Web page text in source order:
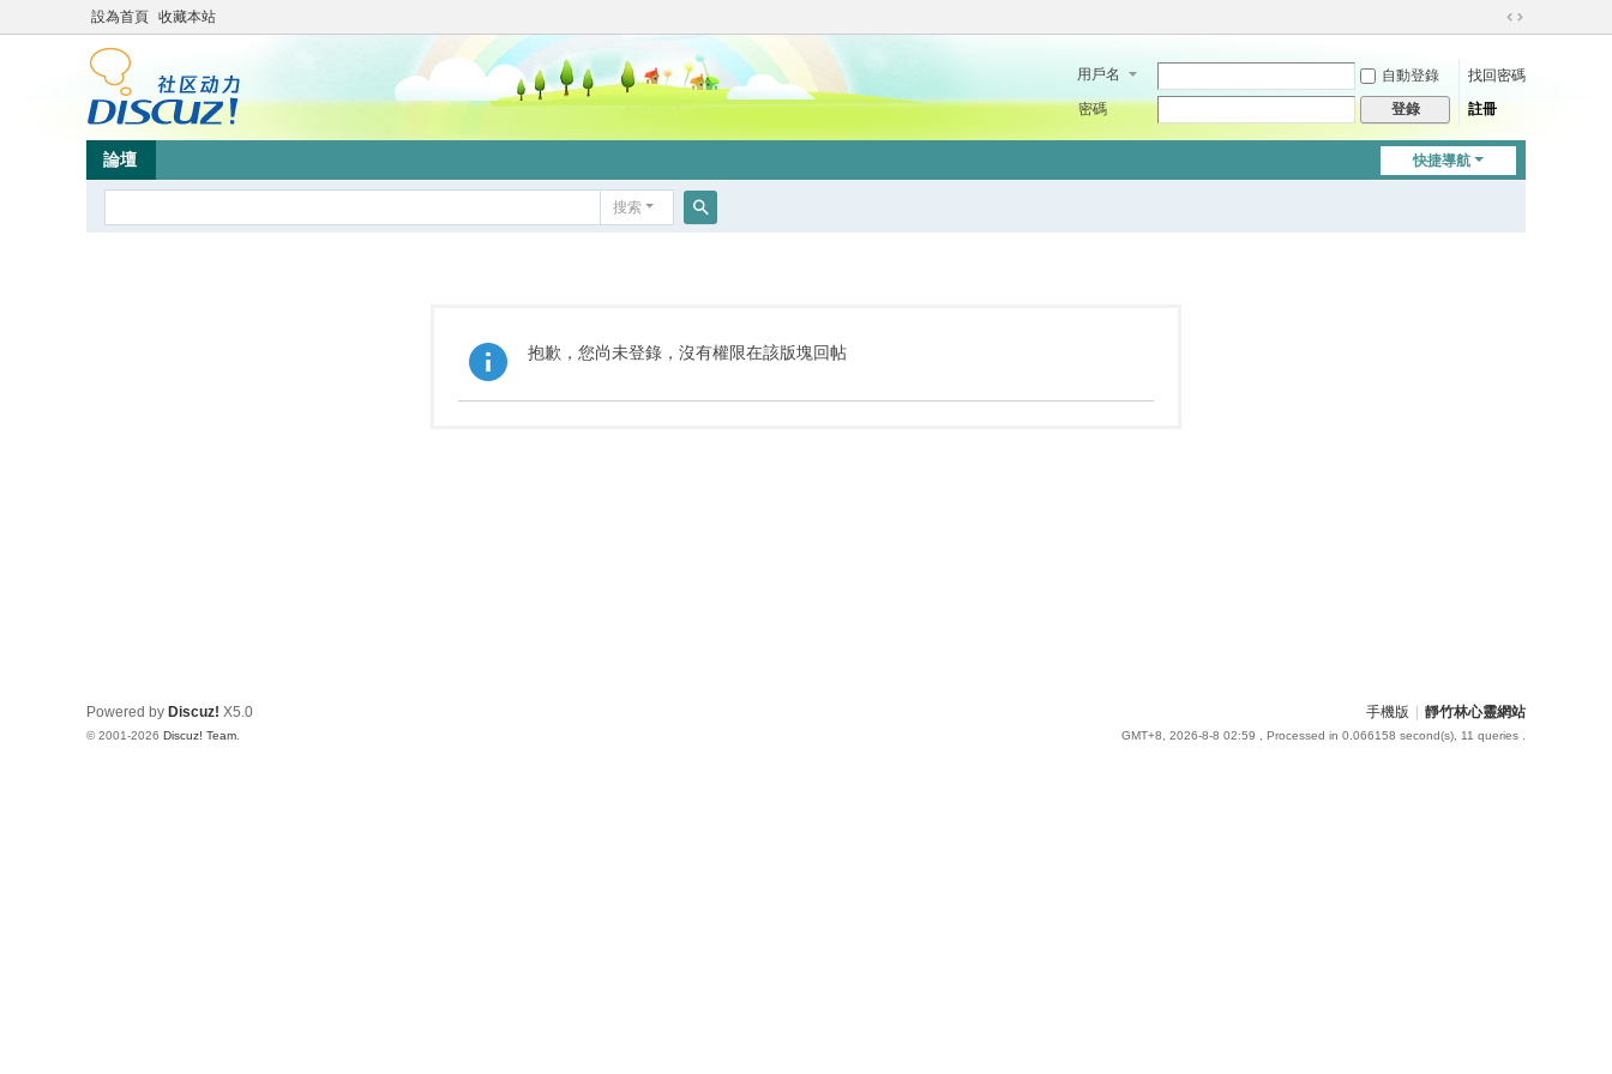
設為首頁 收藏本站
切
到
用戶名 自動登錄
找回密碼
密碼
登錄 註冊
快捷導航
論壇
搜索
抱歉，您尚未登錄，沒有權限在該版塊回帖
手機版 靜竹林心靈網站
GMT+8, 2026-8-8 02:59 , Processed in 0.066158 second(s), 11 queries .
Powered by Discuz! X5.0
© 2001-2026 Discuz! Team